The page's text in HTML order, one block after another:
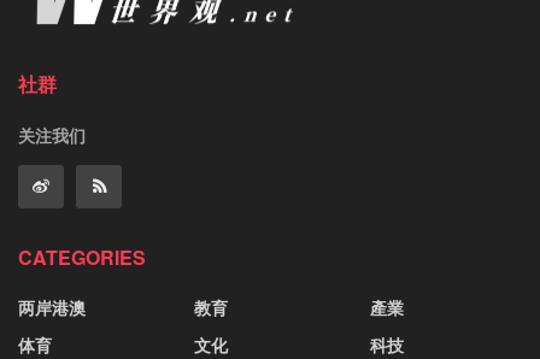
社群
关注我们
CATEGORIES
两岸港澳
体育
教育
文化
產業
科技